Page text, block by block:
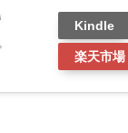
Kindle
楽天市場